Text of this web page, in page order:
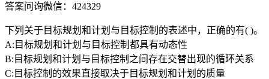
答案问询微信：424329
下列关于目标规划和计划与目标控制的表述中，正确的有( )。
A:目标规划和计划与目标控制都具有动态性
B:目标规划和计划与目标控制之间存在交替出现的循环关系
C:目标控制的效果直接取决于目标规划和计划的质量